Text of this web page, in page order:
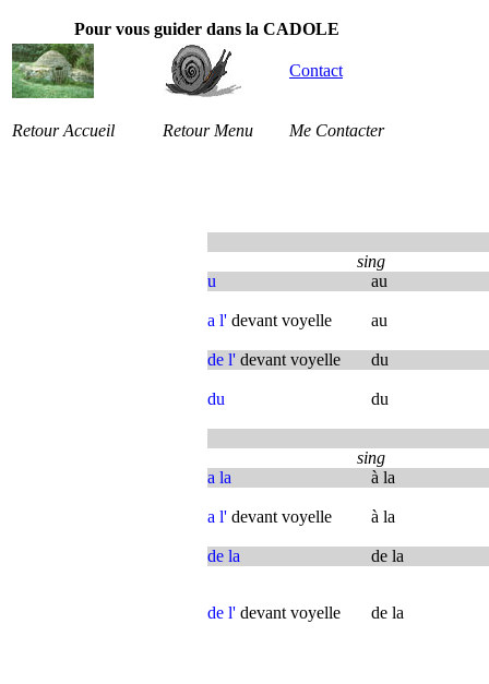
Pour vous guider dans la CADOLE
Contact
Retour Accueil Retour Menu Me Contacter
sing
u
au
a l' devant voyelle au
de l' devant voyelle du
du du
sing
a la
à la
a l' devant voyelle à la
de la de la
de l' devant voyelle de la